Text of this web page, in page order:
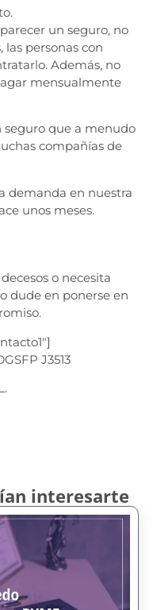
un seguro, no
las personas con
Además, no
mensualmente
seguro que a menudo
compañías de
demanda en nuestra
unos meses.
o necesita
dude en ponerse en
J3513
interesarte